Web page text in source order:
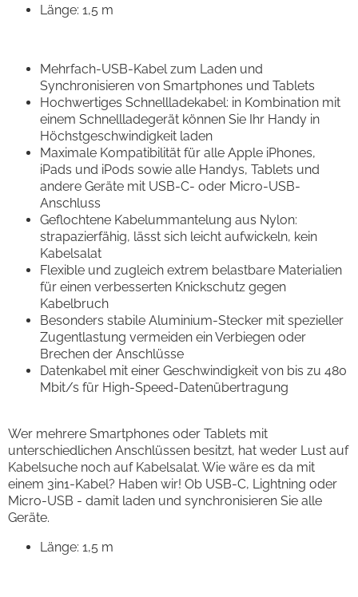
Länge: 1,5 m
Mehrfach-USB-Kabel zum Laden und
Synchronisieren von Smartphones und Tablets
Hochwertiges Schnellladekabel: in Kombination mit
einem Schnellladegerät können Sie Ihr Handy in
Höchstgeschwindigkeit laden
Maximale Kompatibilität für alle Apple iPhones,
iPads und iPods sowie alle Handys, Tablets und
andere Geräte mit USB-C- oder Micro-USB-
Anschluss
Geflochtene Kabelummantelung aus Nylon:
strapazierfähig, lässt sich leicht aufwickeln, kein
Kabelsalat
Flexible und zugleich extrem belastbare Materialien
für einen verbesserten Knickschutz gegen
Kabelbruch
Besonders stabile Aluminium-Stecker mit spezieller
Zugentlastung vermeiden ein Verbiegen oder
Brechen der Anschlüsse
Datenkabel mit einer Geschwindigkeit von bis zu 480
Mbit/s für High-Speed-Datenübertragung
Wer mehrere Smartphones oder Tablets mit
unterschiedlichen Anschlüssen besitzt, hat weder Lust auf
Kabelsuche noch auf Kabelsalat. Wie wäre es da mit
einem 3in1-Kabel? Haben wir! Ob USB-C, Lightning oder
Micro-USB - damit laden und synchronisieren Sie alle
Geräte.
Länge: 1,5 m